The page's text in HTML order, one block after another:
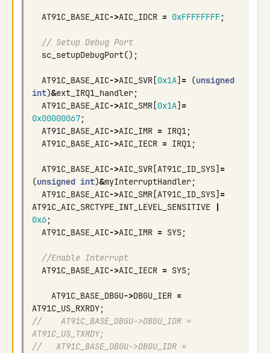
AT91C_BASE_AIC->AIC_IDCR = 0xFFFFFFFF;
// Setup Debug Port
sc_setupDebugPort();
AT91C_BASE_AIC->AIC_SVR [0x1A] = (unsigned
int)&ext_IRQ1_handler;
AT91C_BASE_AIC->AIC_SMR [0x1A] =
0x00000067;
AT91C_BASE_AIC->AIC_IMR = IRQ1;
AT91C_BASE_AIC->AIC_IECR = IRQ1;
AT91C_BASE_AIC->AIC_SVR [AT91C_ID_SYS] =
(unsigned int)&myInterruptHandler;
AT91C_BASE_AIC->AIC_SMR [AT91C_ID_SYS] =
AT91C_AIC_SRCTYPE_INT_LEVEL_SENSITIVE
|
0x6;
AT91C_BASE_AIC->AIC_IMR = SYS;
//Enable Interrupt
AT91C_BASE_AIC->AIC_IECR = SYS;
AT91C_BASE_DBGU->DBGU_IER =
AT91C_US_RXRDY;
//    AT91C_BASE_DBGU->DBGU_IDR =
AT91C_US_TXRDY;
//   AT91C_BASE_DBGU->DBGU_IDR =